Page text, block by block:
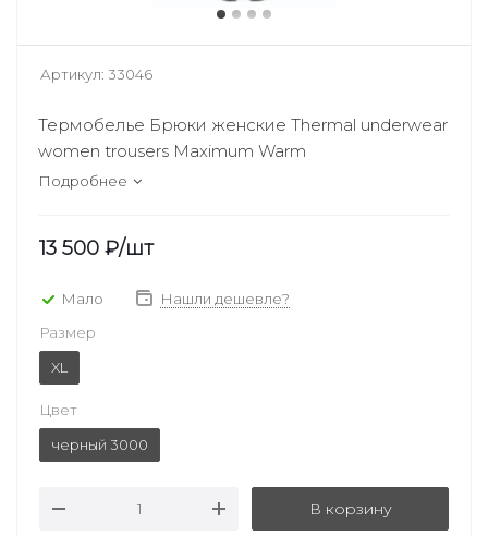
Артикул: 33046
Термобелье Брюки женские Thermal underwear
women trousers Maximum Warm
Подробнее
13 500 ₽/шт
Мало
Нашли дешевле?
Размер
XL
Цвет
черный 3000
В корзину